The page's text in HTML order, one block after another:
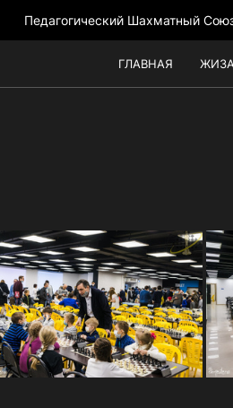
ГЛАВНАЯ ЖИЗА
Педагогический Шахматный